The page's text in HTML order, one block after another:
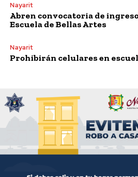
Nayarit
Abren convocatoria de
Escuela de Bellas Artes
Nayarit
Prohibirán celulares en